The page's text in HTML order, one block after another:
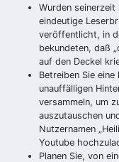
Wurden
eindeutige
veröffentlicht, in
bekundeten, daß
auf den Deckel
Betreiben Sie
unauffälligen
versammeln, um
auszutauschen
Nutzernamen
Youtube
Planen Sie, von